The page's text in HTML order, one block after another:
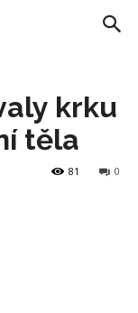
krku
těla
0
81